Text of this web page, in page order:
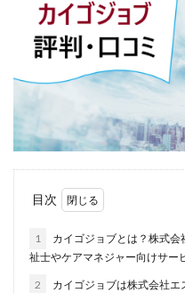
目次
1
カイゴジョブとは？株式
祉士やケアマネジャー向けサー
2
カイゴジョブは株式会社
声も聞きたくない
失敗
平均年収
専門学校
就活
就職shop
就職先
工学技士人材バンク
検査技師人材バンク
調理師
資格なし
転職サイト
退職代行SARABAユニオン